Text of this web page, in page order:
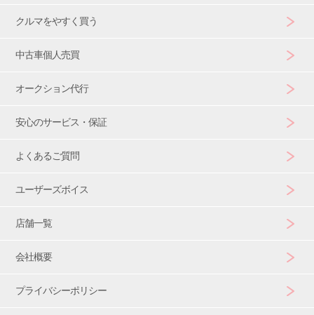
クルマをやすく買う
中古車個人売買
オークション代行
安心のサービス・保証
よくあるご質問
ユーザーズボイス
店舗一覧
会社概要
プライバシーポリシー